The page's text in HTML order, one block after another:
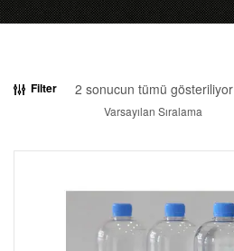
Filter 2 sonucun tümü gösteriliyor